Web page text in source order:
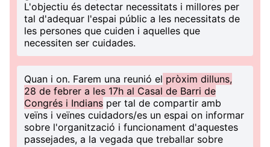
L'objectiu és detectar necessitats i millores per
tal d'adequar l'espai públic a les necessitats de
les persones que cuiden i aquelles que
necessiten ser cuidades.
Quan i on. Farem una reunió el pròxim dilluns,
28 de febrer a les 17h al Casal de Barri de
Congrés i Indians per tal de compartir amb
veïns i veïnes cuidadors/es un espai on informar
sobre l'organització i funcionament d'aquestes
passejades, a la vegada que treballar sobre